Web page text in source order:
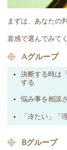
まずは、あなたの
直感で選んでみて
️ Aグループ
決断する時は
する
悩み事を相談
「冷たい」「
️ Bグループ